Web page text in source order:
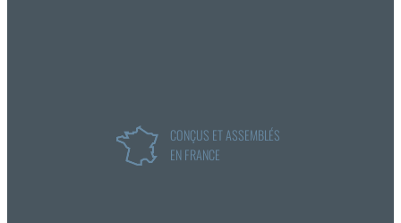
CONÇUS ET ASSEMBLÉS
EN FRANCE